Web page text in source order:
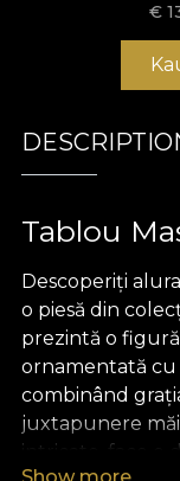
€
Tablou
Descoperiți
o piesă din
prezintă o
ornamentată
combinând
juxtapunere
intricate, face o